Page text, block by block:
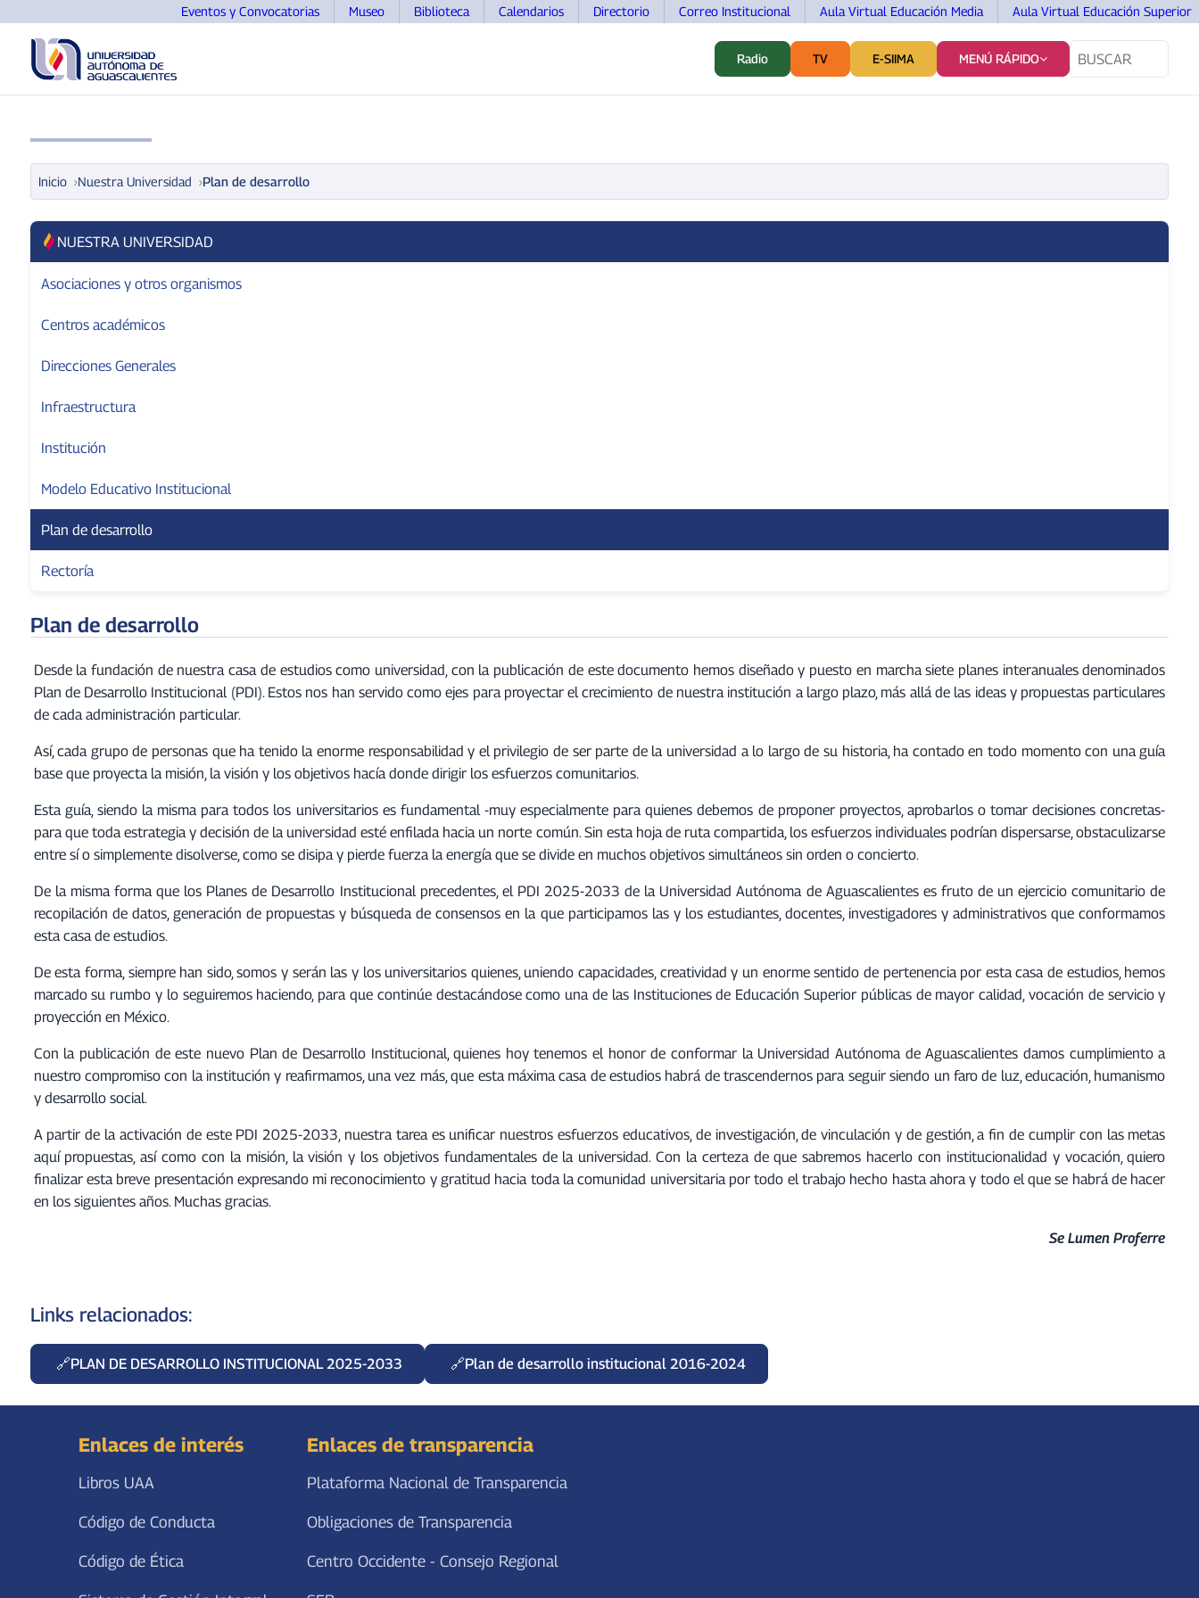
Eventos y Convocatorias Museo Biblioteca Calendarios Directorio Correo Institucional Aula Virtual Educación Media Aula Virtual Educación Superior
Radio TV E-SIIMA MENÚ RÁPIDO
Inicio Nuestra Universidad Plan de desarrollo
NUESTRA UNIVERSIDAD
Asociaciones y otros organismos
Centros académicos
Direcciones Generales
Infraestructura
Institución
Modelo Educativo Institucional
Plan de desarrollo
Rectoría
Plan de desarrollo
Desde la fundación de nuestra casa de estudios como universidad, con la publicación de este documento hemos diseñado y puesto en marcha siete planes interanuales denominados
Plan de Desarrollo Institucional (PDI). Estos nos han servido como ejes para proyectar el crecimiento de nuestra institución a largo plazo, más allá de las ideas y propuestas particulares
de cada administración particular.
Así, cada grupo de personas que ha tenido la enorme responsabilidad y el privilegio de ser parte de la universidad a lo largo de su historia, ha contado en todo momento con una guía
base que proyecta la misión, la visión y los objetivos hacía donde dirigir los esfuerzos comunitarios.
Esta guía, siendo la misma para todos los universitarios es fundamental -muy especialmente para quienes debemos de proponer proyectos, aprobarlos o tomar decisiones concretas-
para que toda estrategia y decisión de la universidad esté enfilada hacia un norte común. Sin esta hoja de ruta compartida, los esfuerzos individuales podrían dispersarse, obstaculizarse
entre sí o simplemente disolverse, como se disipa y pierde fuerza la energía que se divide en muchos objetivos simultáneos sin orden o concierto.
De la misma forma que los Planes de Desarrollo Institucional precedentes, el PDI 2025-2033 de la Universidad Autónoma de Aguascalientes es fruto de un ejercicio comunitario de
recopilación de datos, generación de propuestas y búsqueda de consensos en la que participamos las y los estudiantes, docentes, investigadores y administrativos que conformamos
esta casa de estudios.
De esta forma, siempre han sido, somos y serán las y los universitarios quienes, uniendo capacidades, creatividad y un enorme sentido de pertenencia por esta casa de estudios, hemos
marcado su rumbo y lo seguiremos haciendo, para que continúe destacándose como una de las Instituciones de Educación Superior públicas de mayor calidad, vocación de servicio y
proyección en México.
Con la publicación de este nuevo Plan de Desarrollo Institucional, quienes hoy tenemos el honor de conformar la Universidad Autónoma de Aguascalientes damos cumplimiento a
nuestro compromiso con la institución y reafirmamos, una vez más, que esta máxima casa de estudios habrá de trascendernos para seguir siendo un faro de luz, educación, humanismo
y desarrollo social.
A partir de la activación de este PDI 2025-2033, nuestra tarea es unificar nuestros esfuerzos educativos, de investigación, de vinculación y de gestión, a fin de cumplir con las metas
aquí propuestas, así como con la misión, la visión y los objetivos fundamentales de la universidad. Con la certeza de que sabremos hacerlo con institucionalidad y vocación, quiero
finalizar esta breve presentación expresando mi reconocimiento y gratitud hacia toda la comunidad universitaria por todo el trabajo hecho hasta ahora y todo el que se habrá de hacer
en los siguientes años. Muchas gracias.
Se Lumen Proferre
Links relacionados:
PLAN DE DESARROLLO INSTITUCIONAL 2025-2033 Plan de desarrollo institucional 2016-2024
Enlaces de interés
Libros UAA
Código de Conducta
Código de Ética
Enlaces de transparencia
Plataforma Nacional de Transparencia
Obligaciones de Transparencia
Centro Occidente - Consejo Regional